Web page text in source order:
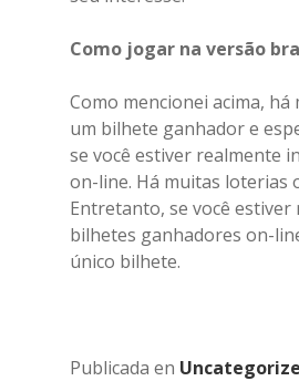
Como jogar na versão
Como mencionei acima,
um bilhete ganhador e
se você estiver realmente
on-line. Há muitas loterias
Entretanto, se você
bilhetes ganhadores on-
único bilhete.
Publicada en